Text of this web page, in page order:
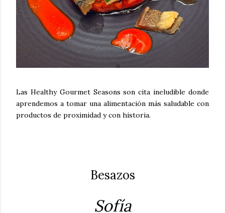
Las Healthy Gourmet Seasons son cita ineludible donde
aprendemos a tomar una alimentación más saludable con
productos de proximidad y con historia.
Besazos
Sofía